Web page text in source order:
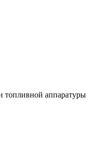
топливной аппаратуры